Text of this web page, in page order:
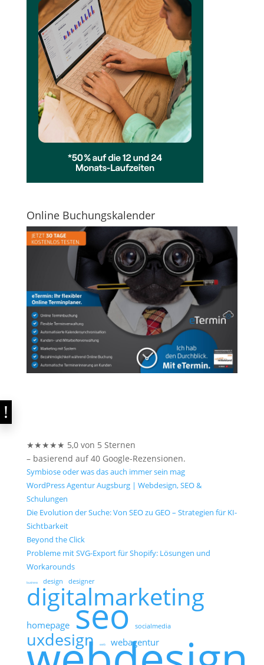
Online Buchungskalender
★★★★★ 5,0 von 5 Sternen
– basierend auf 40 Google-Rezensionen.
Symbiose oder was das auch immer sein mag
WordPress Agentur Augsburg | Webdesign, SEO &
Schulungen
Die Evolution der Suche: Von SEO zu GEO – Strategien für KI-
Sichtbarkeit
Beyond the Click
Probleme mit SVG-Export für Shopify: Lösungen und
Workarounds
business design designer
digitalmarketing
homepage seo socialmedia
uxdesign web webagentur